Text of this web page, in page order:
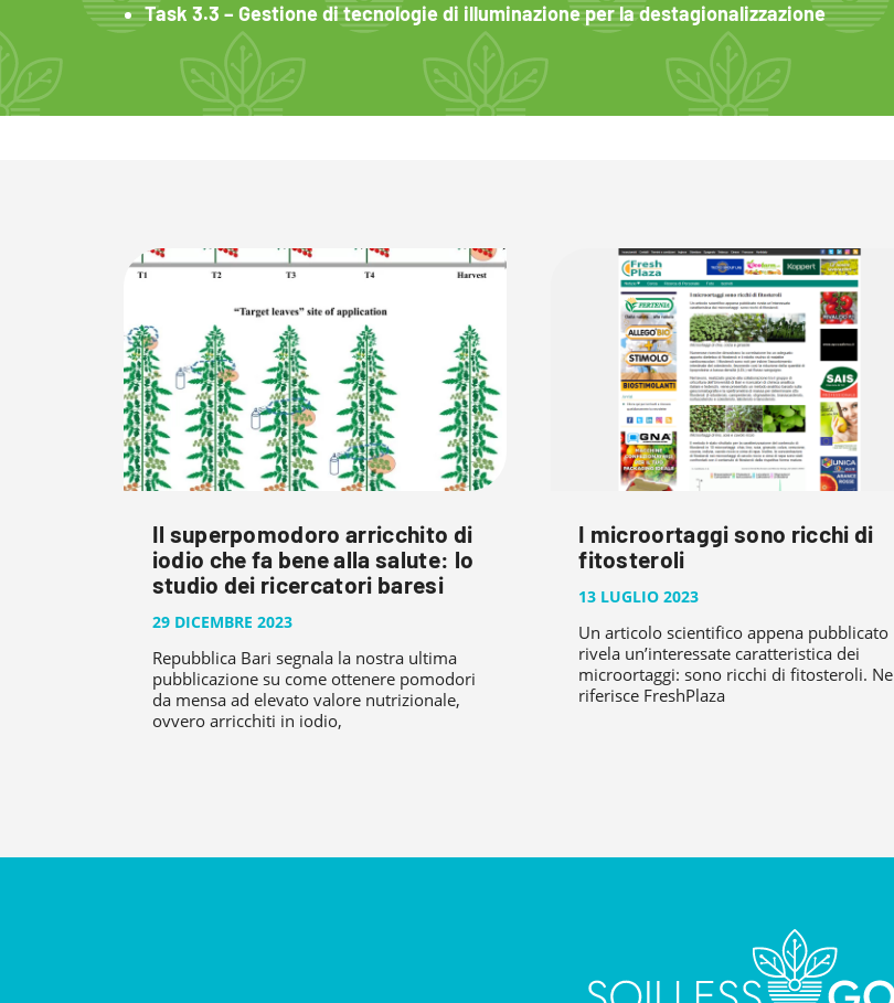
Task 3.3 – Gestione di tecnologie di illuminazione per la destagionalizzazione
Il superpomodoro arricchito di
iodio che fa bene alla salute: lo
studio dei ricercatori baresi
29 DICEMBRE 2023
Repubblica Bari segnala la nostra ultima
pubblicazione su come ottenere pomodori
da mensa ad elevato valore nutrizionale,
ovvero arricchiti in iodio,
I microortaggi sono ricchi di
fitosteroli
13 LUGLIO 2023
Un articolo scientifico appena pubblicato
rivela un’interessate caratteristica dei
microortaggi: sono ricchi di fitosteroli. Ne
riferisce FreshPlaza